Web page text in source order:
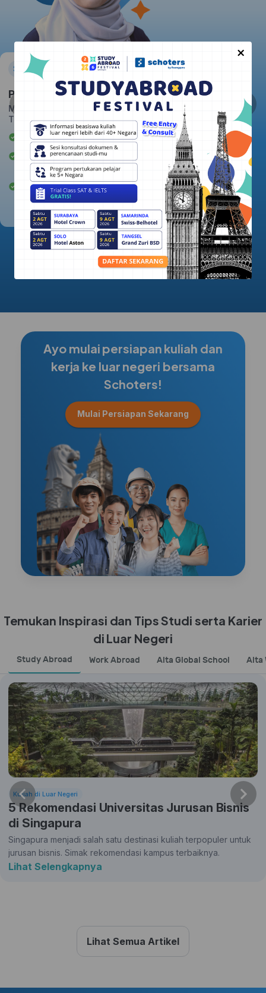
Pratiwi
Massachusetts Institute of
Technology
Awardee Beasiswa LPDP
Berpengalaman mengajar 2+
tahun
Rata-rata kepuasan student:
5.0/5.0
Ayo mulai persiapan kuliah dan
kerja ke luar negeri bersama
Schoters!
Mulai Persiapan Sekarang
Temukan Inspirasi dan Tips Studi serta Karier
di Luar Negeri
Study Abroad Work Abroad Alta Global School Alta
Kuliah di Luar Negeri
5 Rekomendasi Universitas Jurusan Bisnis
di Singapura
Singapura menjadi salah satu destinasi kuliah terpopuler untuk
jurusan bisnis. Simak rekomendasi kampus terbaiknya.
Lihat Selengkapnya
Lihat Semua Artikel
×